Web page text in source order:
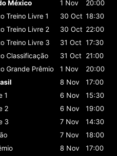
México 1 Nov
20:00
Treino Livre 1 30 Oct 18:30
Treino Livre 2 30 Oct 22:00
Treino Livre 3 31 Oct 17:30
Classificaçāo 31 Oct 21:00
Grande Prêmio 1 Nov
20:00
8 Nov
17:00
1 6 Nov
15:30
2 6 Nov
19:00
3 7 Nov
14:30
7 Nov
18:00
8 Nov
17:00